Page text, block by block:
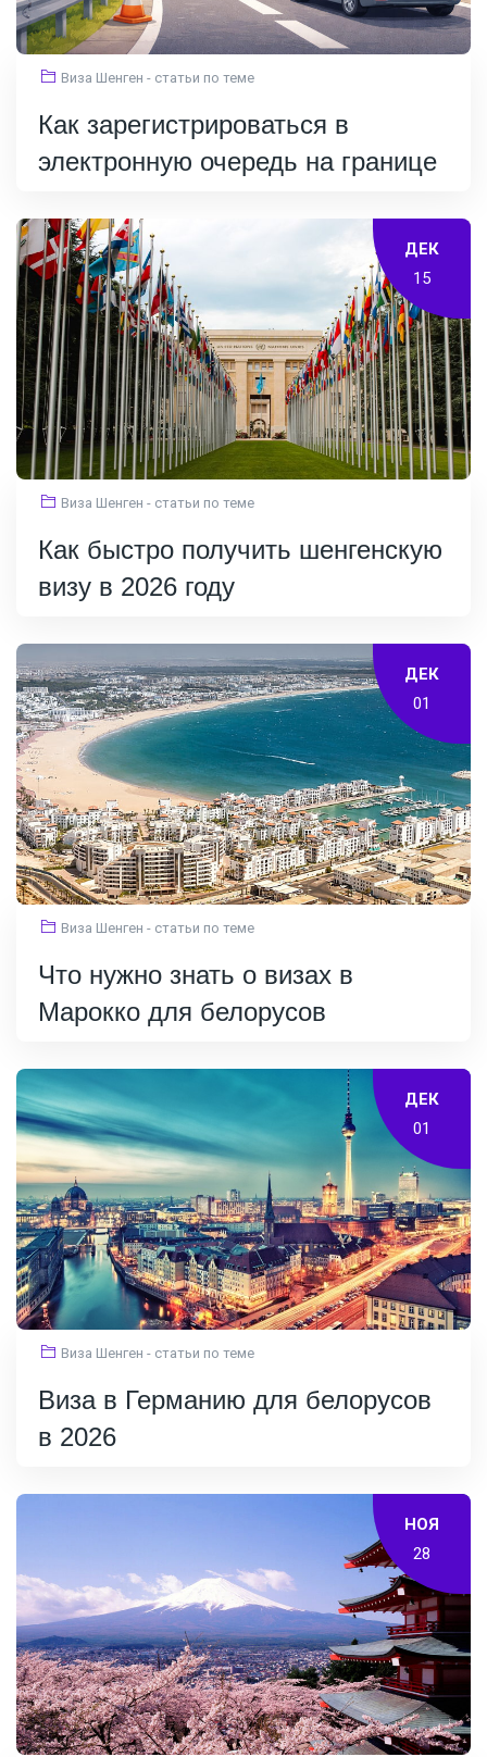
Виза Шенген - статьи по теме
Как зарегистрироваться в
электронную очередь на границе
ДЕК
15
Виза Шенген - статьи по теме
Как быстро получить шенгенскую
визу в 2026 году
ДЕК
01
Виза Шенген - статьи по теме
Что нужно знать о визах в
Марокко для белорусов
ДЕК
01
Виза Шенген - статьи по теме
Виза в Германию для белорусов
в 2026
НОЯ
28